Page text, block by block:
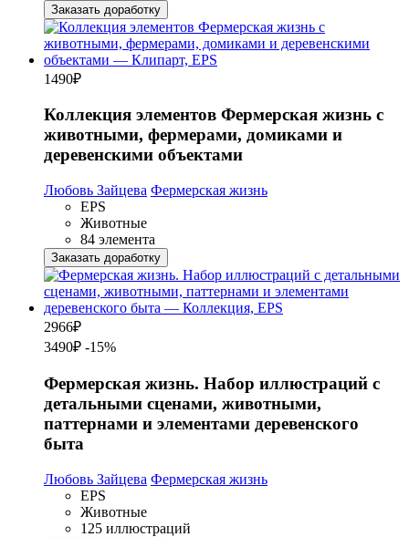
Заказать доработку
1490₽
Коллекция элементов Фермерская жизнь с
животными, фермерами, домиками и
деревенскими объектами
Любовь Зайцева Фермерская жизнь
EPS
Животные
84 элемента
Заказать доработку
2966₽
3490₽ -15%
Фермерская жизнь. Набор иллюстраций с
детальными сценами, животными,
паттернами и элементами деревенского
быта
Любовь Зайцева Фермерская жизнь
EPS
Животные
125 иллюстраций